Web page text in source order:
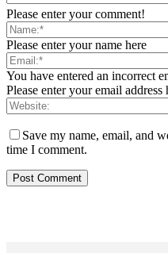
Please enter your comment!
Please enter your name here
You have entered an incorrect
Please enter your email address
Save my name, email, and
time I comment.